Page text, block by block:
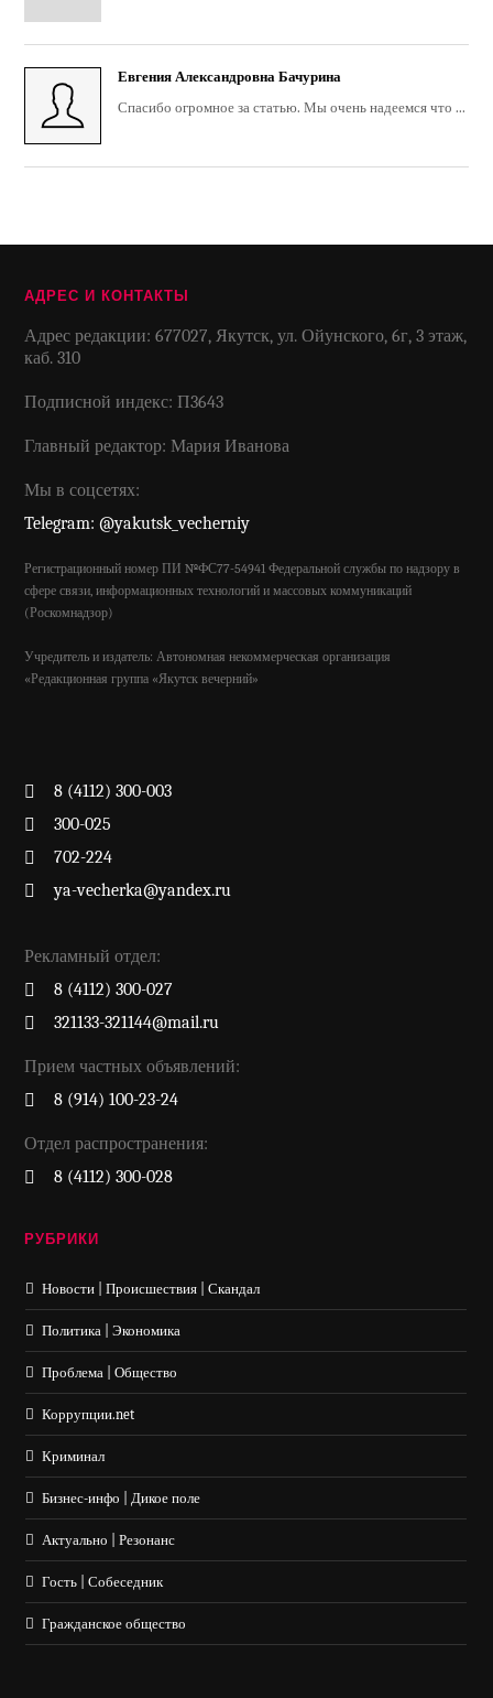
Евгения Александровна Бачурина
Спасибо огромное за статью. Мы очень надеемся что ...
АДРЕС И КОНТАКТЫ
Адрес редакции: 677027, Якутск, ул. Ойунского, 6г, 3 этаж,
каб. 310
Подписной индекс: П3643
Главный редактор: Мария Иванова
Мы в соцсетях:
Telegram: @yakutsk_vecherniy
Регистрационный номер ПИ №ФС77-54941 Федеральной службы по надзору в
сфере связи, информационных технологий и массовых коммуникаций
(Роскомнадзор)
Учредитель и издатель: Автономная некоммерческая организация
«Редакционная группа «Якутск вечерний»
8 (4112) 300-003
300-025
702-224
ya-vecherka@yandex.ru
Рекламный отдел:
8 (4112) 300-027
321133-321144@mail.ru
Прием частных объявлений:
8 (914) 100-23-24
Отдел распространения:
8 (4112) 300-028
РУБРИКИ
Новости | Происшествия | Скандал
Политика | Экономика
Проблема | Общество
Коррупции.net
Криминал
Бизнес-инфо | Дикое поле
Актуально | Резонанс
Гость | Собеседник
Гражданское общество